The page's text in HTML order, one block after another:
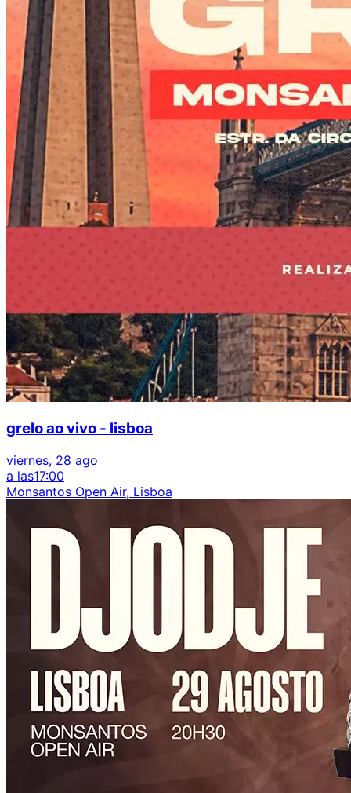
grelo ao vivo - lisboa
viernes, 28 ago
a las17:00
Monsantos Open Air, Lisboa